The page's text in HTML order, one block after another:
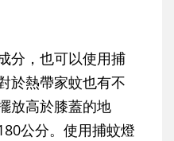
分，也可以使用捕
於熱帶家蚊也有不
放高於膝蓋的地
公分。使用捕蚊燈